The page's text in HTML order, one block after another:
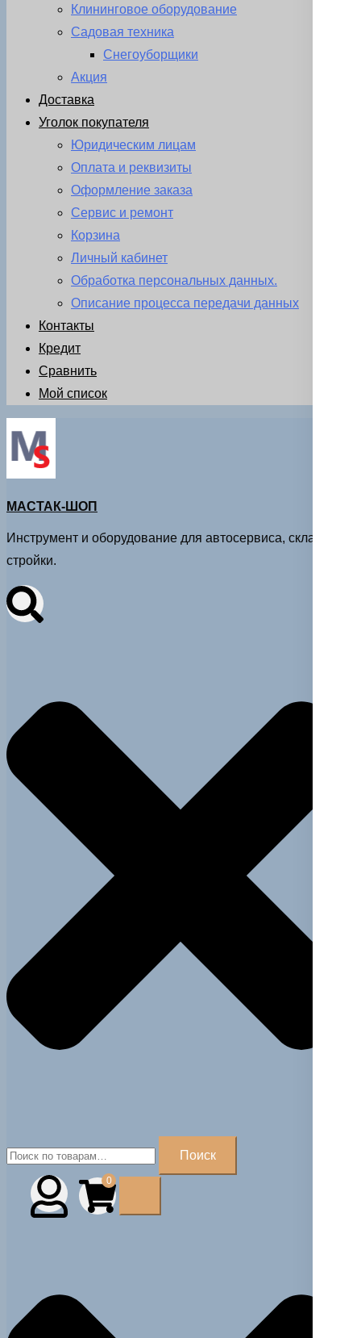
Клининговое оборудование
Садовая техника
Снегоуборщики
Акция
Доставка
Уголок покупателя
Юридическим лицам
Оплата и реквизиты
Оформление заказа
Сервис и ремонт
Корзина
Личный кабинет
Обработка персональных данных.
Описание процесса передачи данных
Контакты
Кредит
Сравнить
Мой список
МАСТАК-ШОП
Инструмент и оборудование для автосервиса, склада и
стройки.
Искать:
Поиск
0